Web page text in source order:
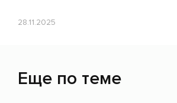
28.11.2025
Еще по теме